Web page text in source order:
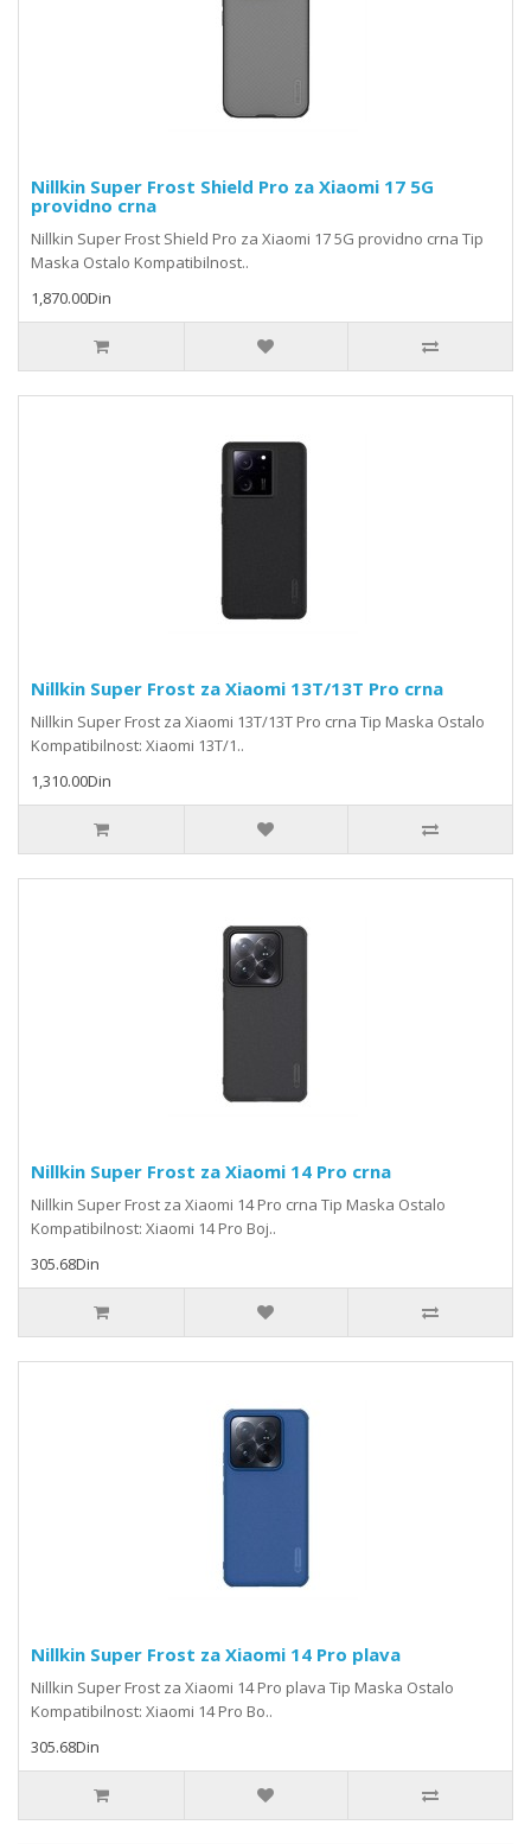
Nillkin Super Frost Shield Pro za Xiaomi 17 5G
providno crna
Nillkin Super Frost Shield Pro za Xiaomi 17 5G providno crna Tip
Maska Ostalo Kompatibilnost..
1,870.00Din
Nillkin Super Frost za Xiaomi 13T/13T Pro crna
Nillkin Super Frost za Xiaomi 13T/13T Pro crna Tip Maska Ostalo
Kompatibilnost: Xiaomi 13T/1..
1,310.00Din
Nillkin Super Frost za Xiaomi 14 Pro crna
Nillkin Super Frost za Xiaomi 14 Pro crna Tip Maska Ostalo
Kompatibilnost: Xiaomi 14 Pro Boj..
305.68Din
Nillkin Super Frost za Xiaomi 14 Pro plava
Nillkin Super Frost za Xiaomi 14 Pro plava Tip Maska Ostalo
Kompatibilnost: Xiaomi 14 Pro Bo..
305.68Din